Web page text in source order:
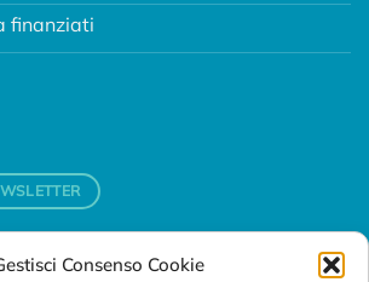
Consenso Cookie
finanziati